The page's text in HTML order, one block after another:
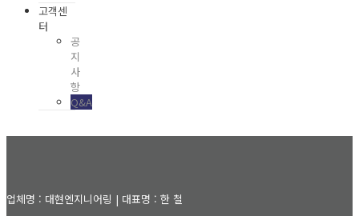
고객센
터
공
지
사
항
Q&A
업체명 : 대현엔지니어링 | 대표명 : 한 철